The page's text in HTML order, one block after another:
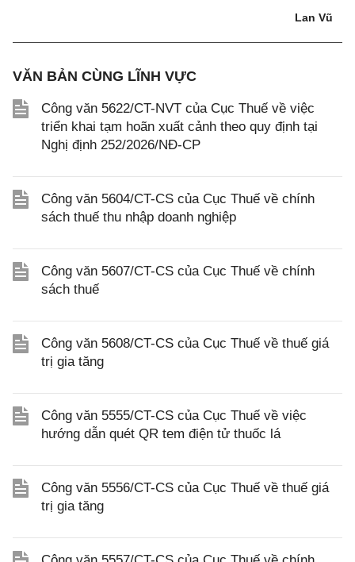
Lan Vũ
VĂN BẢN CÙNG LĨNH VỰC
Công văn 5622/CT-NVT của Cục Thuế về việc
triển khai tạm hoãn xuất cảnh theo quy định tại
Nghị định 252/2026/NĐ-CP
Công văn 5604/CT-CS của Cục Thuế về chính
sách thuế thu nhập doanh nghiệp
Công văn 5607/CT-CS của Cục Thuế về chính
sách thuế
Công văn 5608/CT-CS của Cục Thuế về thuế giá
trị gia tăng
Công văn 5555/CT-CS của Cục Thuế về việc
hướng dẫn quét QR tem điện tử thuốc lá
Công văn 5556/CT-CS của Cục Thuế về thuế giá
trị gia tăng